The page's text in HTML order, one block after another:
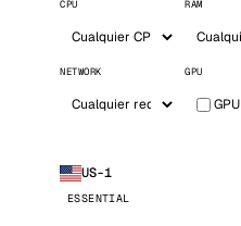
CPU RAM
NETWORK GPU
GPU
US-1
ESSENTIAL